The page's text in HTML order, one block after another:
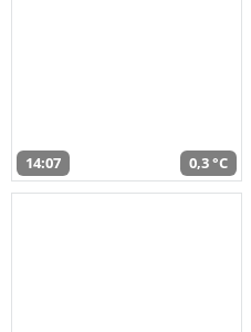
14:07 0,3 °C